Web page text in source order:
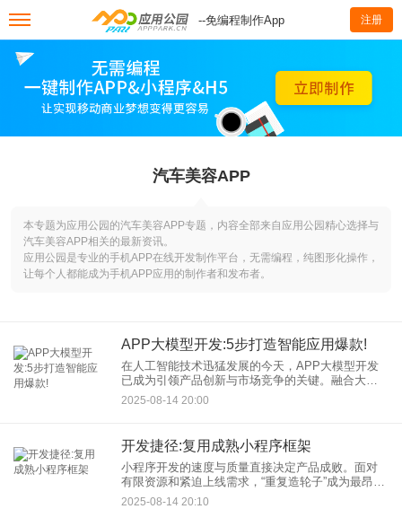
--免编程制作App 注册
汽车美容APP
本专题为应用公园的汽车美容APP专题，内容全部来自应用公园精心选择与
汽车美容APP相关的最新资讯。
应用公园是专业的手机APP在线开发制作平台，无需编程，纯图形化操作，
让每个人都能成为手机APP应用的制作者和发布者。
APP大模型开发:5步打造智能应用爆款!
在人工智能技术迅猛发展的今天，APP大模型开发
已成为引领产品创新与市场竞争的关键。融合大语
言模型（LLM）能力的应用，正重新定义用户交互与
价值创造模式。如何高效推进智能应用开发，打造
2025-08-14 20:00
开发捷径:复用成熟小程序框架
小程序开发的速度与质量直接决定产品成败。面对
有限资源和紧迫上线需求，“重复造轮子”成为最昂贵
的奢侈。复用成熟的小程序框架，正是开发者通往
2025-08-14 20:10